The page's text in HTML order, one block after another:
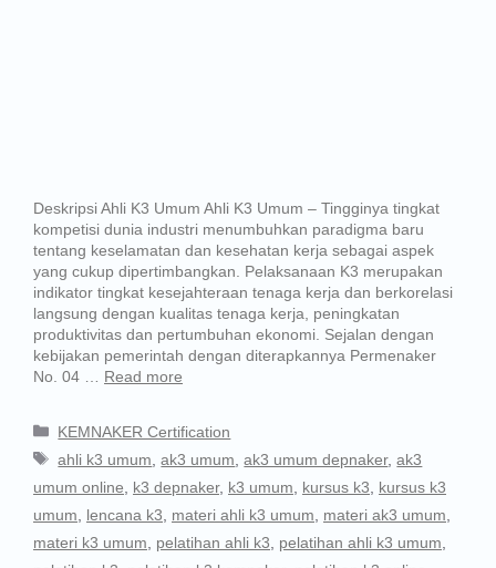
Deskripsi Ahli K3 Umum Ahli K3 Umum – Tingginya tingkat
kompetisi dunia industri menumbuhkan paradigma baru
tentang keselamatan dan kesehatan kerja sebagai aspek
yang cukup dipertimbangkan. Pelaksanaan K3 merupakan
indikator tingkat kesejahteraan tenaga kerja dan berkorelasi
langsung dengan kualitas tenaga kerja, peningkatan
produktivitas dan pertumbuhan ekonomi. Sejalan dengan
kebijakan pemerintah dengan diterapkannya Permenaker
No. 04 … Read more
KEMNAKER Certification
ahli k3 umum ,ak3 umum ,ak3 umum depnaker,ak3
umum online
k3 depnaker, k3 umum kursus k3
kursus k3
umum
lencana k3 materi ahli k3 umum materi ak3 umum
materi k3 umum
pelatihan ahli k3 pelatihan ahli k3 umum